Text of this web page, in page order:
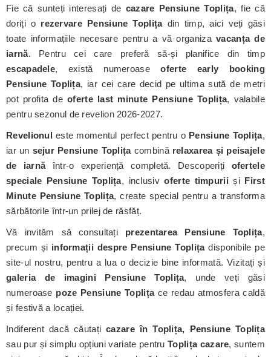
Fie că sunteți interesați de cazare Pensiune Toplița, fie că
doriți o rezervare Pensiune Toplițadin timp, aici veți găsi
toate informațiile necesare pentru a vă organizavacanța de
iarnă. Pentru cei care preferă să-și planifice din timp
escapadele, există numeroaseoferte early booking
Pensiune Toplița, iar cei care decid pe ultima sută de metri
pot profita deoferte last minute Pensiune Toplița, valabile
pentru sezonul de revelion 2026-2027.
Revelionul este momentul perfect pentru o Pensiune Toplița,
iar un sejur Pensiune Toplițacombină relaxarea și peisajele
de iarnăîntr-o experiență completă. Descoperiți ofertele
speciale Pensiune Toplița, inclusivoferte timpurii și First
Minute Pensiune Toplița, create special pentru a transforma
sărbătorile într-un prilej de răsfăț.
Vă invităm să consultați prezentarea Pensiune Toplița,
precum și informații despre Pensiune Toplițadisponibile pe
site-ul nostru, pentru a lua o decizie bine informată. Vizitați și
galeria de imagini Pensiune Toplița, unde veți găsi
numeroase poze Pensiune Toplițace redau atmosfera caldă
și festivă a locației.
Indiferent dacă căutațicazare în Toplița, Pensiune Toplița
sau pur și simplu opțiuni variate pentruToplița cazare, suntem